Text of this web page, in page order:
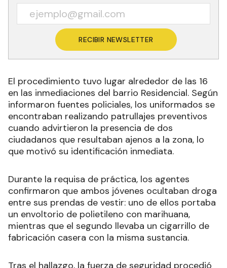
RECIBIR NEWSLETTER
El procedimiento tuvo lugar alrededor de las 16
en las inmediaciones del barrio Residencial. Según
informaron fuentes policiales, los uniformados se
encontraban realizando patrullajes preventivos
cuando advirtieron la presencia de dos
ciudadanos que resultaban ajenos a la zona, lo
que motivó su identificación inmediata.
Durante la requisa de práctica, los agentes
confirmaron que ambos jóvenes ocultaban droga
entre sus prendas de vestir: uno de ellos portaba
un envoltorio de polietileno con marihuana,
mientras que el segundo llevaba un cigarrillo de
fabricación casera con la misma sustancia.
Tras el hallazgo, la fuerza de seguridad procedió